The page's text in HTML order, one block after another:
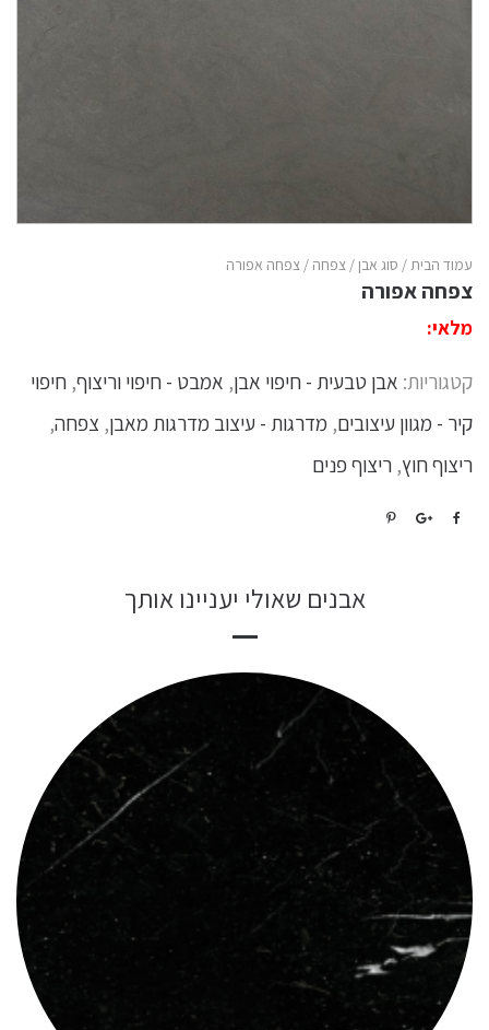
עמוד הבית/ סוג אבן/ צפחה / צפחה אפורה
צפחה אפורה
מלאי:
קטגוריות: אבן טבעית - חיפוי אבן, אמבט - חיפוי וריצוף, חיפוי
קיר - מגוון עיצובים, מדרגות - עיצוב מדרגות מאבן, צפחה,
ריצוף חוץ, ריצוף פנים
אבנים שאולי יעניינו אותך